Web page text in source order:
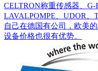
CELTRON称重传感器、
LAVALPOMPE、UDOR、
自己在德国有公司，欧美
设备价格也很有优势。